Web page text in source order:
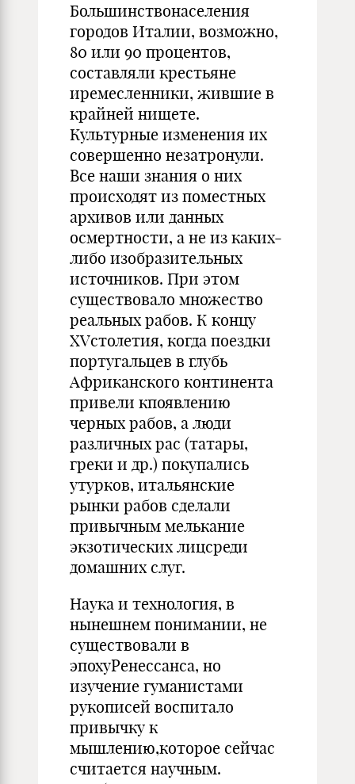
Большинствонаселения
городов Италии, возможно,
80 или 90 процентов,
составляли крестьяне
иремесленники, жившие в
крайней нищете.
Культурные изменения их
совершенно незатронули.
Все наши знания о них
происходят из поместных
архивов или данных
осмертности, а не из каких-
либо изобразительных
источников. При этом
существовало множество
реальных рабов. К концу
XVстолетия, когда поездки
португальцев в глубь
Африканского континента
привели кпоявлению
черных рабов, а люди
различных рас (татары,
греки и др.) покупались
утурков, итальянские
рынки рабов сделали
привычным мелькание
экзотических лицсреди
домашних слуг.
Наука и технология, в
нынешнем понимании, не
существовали в
эпохуРенессанса, но
изучение гуманистами
рукописей воспитало
привычку к
мышлению,которое сейчас
считается научным.